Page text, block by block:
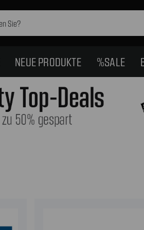
NEUE PRODUKTE %SALE